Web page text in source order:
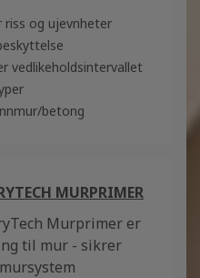
riss og ujevnheter
vedlikeholdsintervallet
betong
MURPRIMER
Murprimer er
til mur - sikrer